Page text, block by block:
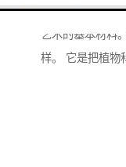
品的一门艺术。
艺术的基本材料
样。 它是把植物